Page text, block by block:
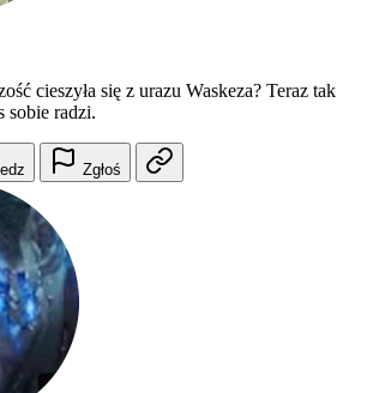
cieszyła się z urazu Waskeza? Teraz tak
sobie radzi.
Zgłoś